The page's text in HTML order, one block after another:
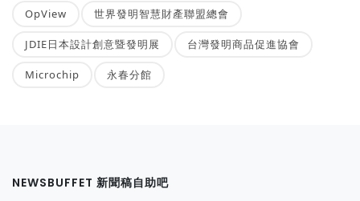
OpView 世界發明智慧財產聯盟總會
JDIE日本設計創意暨發明展 台灣發明商品促進協會
Microchip 永春分館
NEWSBUFFET 新聞稿自助吧